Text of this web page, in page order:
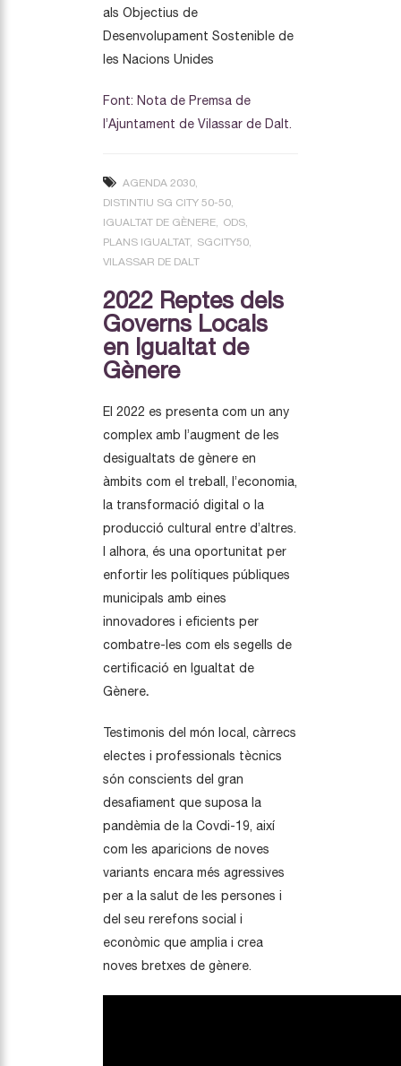
als Objectius de
Desenvolupament Sostenible de
les Nacions Unides
Font: Nota de Premsa de
l’Ajuntament de Vilassar de Dalt.
AGENDA 2030
DISTINTIU SG CITY 50-50
IGUALTAT DE GÈNERE
ODS
PLANS IGUALTAT
SGCITY50
VILASSAR DE DALT
2022 Reptes dels
Governs Locals
en Igualtat de
Gènere
El 2022 es presenta com un any
complex amb l’augment de les
desigualtats de gènere en
àmbits com el treball, l’economia,
la transformació digital o la
producció cultural entre d’altres.
I alhora, és una oportunitat per
enfortir les polítiques públiques
municipals amb eines
innovadores i eficients per
combatre-les com els segells de
certificació en Igualtat de
Gènere.
Testimonis del món local, càrrecs
electes i professionals tècnics
són conscients del gran
desafiament que suposa la
pandèmia de la Covdi-19, així
com les aparicions de noves
variants encara més agressives
per a la salut de les persones i
del seu rerefons social i
econòmic que amplia i crea
noves bretxes de gènere.